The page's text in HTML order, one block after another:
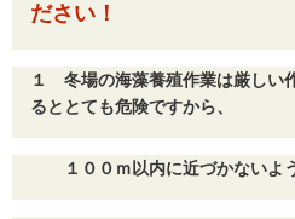
ださい！
１ 冬場の海藻養殖作業は厳しい
るととても危険ですから、
１ ００ｍ以内に近づかないよ